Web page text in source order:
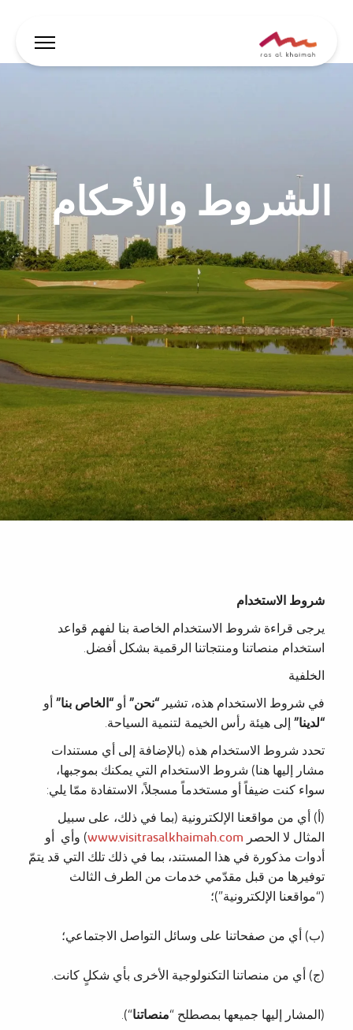
أين تقيم
أبرز الفعاليات والأنشطة
خطط لرحلتك
🇸🇦
AR الفعاليات يبحث
الشروط والأحكام
شروط الاستخدام
يرجى قراءة شروط الاستخدام الخاصة بنا لفهم قواعد
استخدام منصاتنا ومنتجاتنا الرقمية بشكل أفضل.
الخلفية
في شروط الاستخدام هذه، تشير“نحن”أو“الخاص بنا”أو
“لدينا”إلى هيئة رأس الخيمة لتنمية السياحة.
تحدد شروط الاستخدام هذه (بالإضافة إلى أي مستندات
مشار إليها هنا) شروط الاستخدام التي يمكنك بموجبها،
سواء كنت ضيفاً أو مستخدماً مسجلاً، الاستفادة ممّا يلي:
(أ) أي من مواقعنا الإلكترونية (بما في ذلك، على سبيل
المثال لا الحصرwww.visitrasalkhaimah.com) وأي أو
أدوات مذكورة في هذا المستند، بما في ذلك تلك التي قد يتمّ
توفيرها من قبل مقدّمي خدمات من الطرف الثالث
(“مواقعنا الإلكترونية”)؛
(ب) أي من صفحاتنا على وسائل التواصل الاجتماعي؛
(ج) أي من منصاتنا التكنولوجية الأخرى بأي شكلٍ كانت.
(المشار إليها جميعها بمصطلح “منصاتنا“).